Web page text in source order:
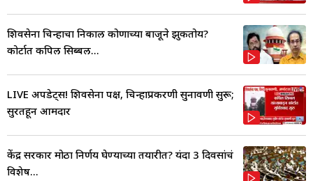
शिवसेना चिन्हाचा निकाल कोणाच्या बाजूने झुकतोय?
कोर्टात कपिल सिब्बल...
LIVE अपडेट्स! शिवसेना पक्ष, चिन्हाप्रकरणी सुनावणी सुरू;
सुरतहून आमदार
केंद्र सरकार मोठा निर्णय घेण्याच्या तयारीत? यंदा 3 दिवसांचं
विशेष...